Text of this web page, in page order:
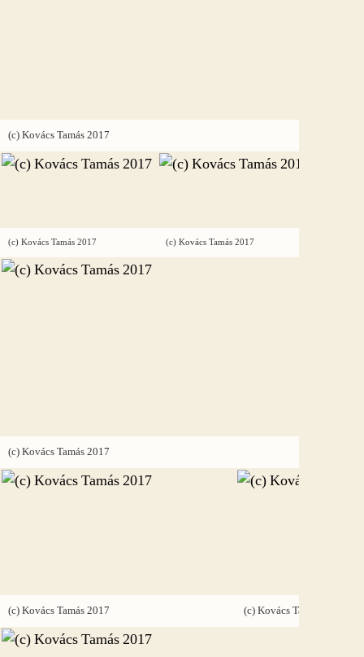
(c) Kovács Tamás 2017
(c) Kovács Tamás 2017 (c) Kovács Tamás 2017
(c) Kovács Tamás 2017
(c) Kovács Tamás 2017 (c) Kovács Tamás 2017